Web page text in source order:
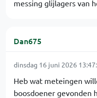
messing glijlagers van
Dan675
dinsdag 16 juni 2026
Heb wat meteingen
boosdoener gevonden